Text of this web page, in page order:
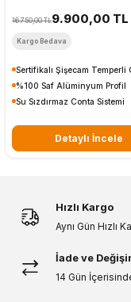
16.750,00 TL9.900,00 TL
Kargo Bedava
Sertifikalı Şişecam Temperli
%100 Saf Alüminyum Profil
Su Sızdırmaz Conta Sistemi
Detaylı İncele
Hızlı Kargo
Aynı Gün Hızlı
İade ve
14 Gün